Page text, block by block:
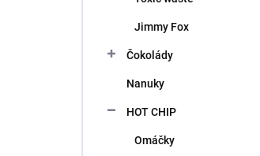
Jimmy Fox
Čokolády
Nanuky
HOT CHIP
Omáčky